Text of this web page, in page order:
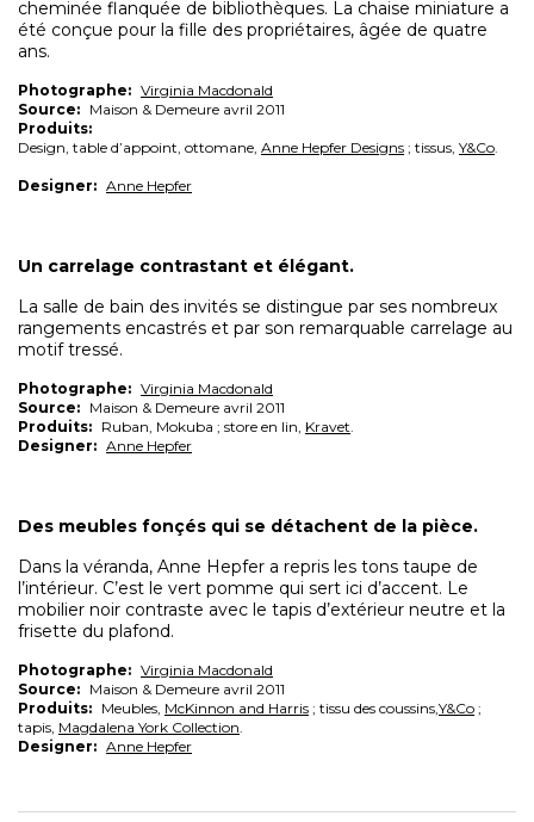
cheminée flanquée de bibliothèques. La chaise miniature a
été conçue pour la fille des propriétaires, âgée de quatre
ans.
Photographe: Virginia Macdonald
Source: Maison & Demeure avril 2011
Produits:
Design, table d’appoint, ottomane, Anne Hepfer Designs ; tissus, Y&Co.
Designer: Anne Hepfer
Un carrelage contrastant et élégant.
La salle de bain des invités se distingue par ses nombreux
rangements encastrés et par son remarquable carrelage au
motif tressé.
Photographe: Virginia Macdonald
Source: Maison & Demeure avril 2011
Produits: Ruban, Mokuba ; store en lin, Kravet.
Designer: Anne Hepfer
Des meubles fonçés qui se détachent de la pièce.
Dans la véranda, Anne Hepfer a repris les tons taupe de
l’intérieur. C’est le vert pomme qui sert ici d’accent. Le
mobilier noir contraste avec le tapis d’extérieur neutre et la
frisette du plafond.
Photographe: Virginia Macdonald
Source: Maison & Demeure avril 2011
Produits: Meubles, McKinnon and Harris ; tissu des coussins,Y&Co ;
tapis, Magdalena York Collection.
Designer: Anne Hepfer